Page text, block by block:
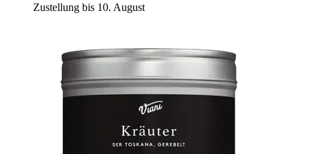
Zustellung bis 10. August